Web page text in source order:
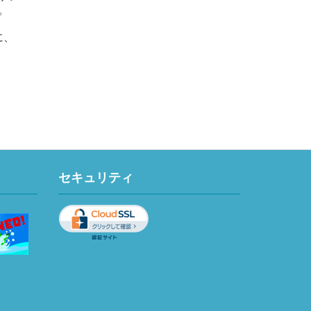
セキュリティ